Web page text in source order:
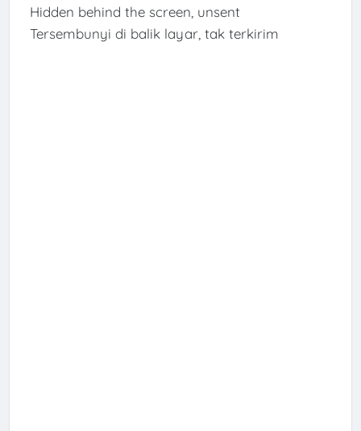
Hidden behind the screen, unsent
Tersembunyi di balik layar, tak terkirim